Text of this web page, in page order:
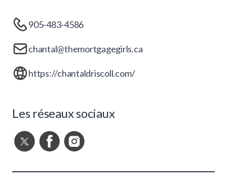
905-483-4586
chantal@themortgagegirls.ca
https://chantaldriscoll.com/
Les réseaux sociaux